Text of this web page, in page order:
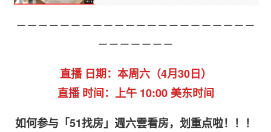
－－－－－－－－－－－－－－－－－－－－－－
－－－－－－－
直播 日期：本周六（4月30日）
直播 时间：上午 10:00 美东时间
如何参与「51找房」週六雲看房，划重点啦！！！